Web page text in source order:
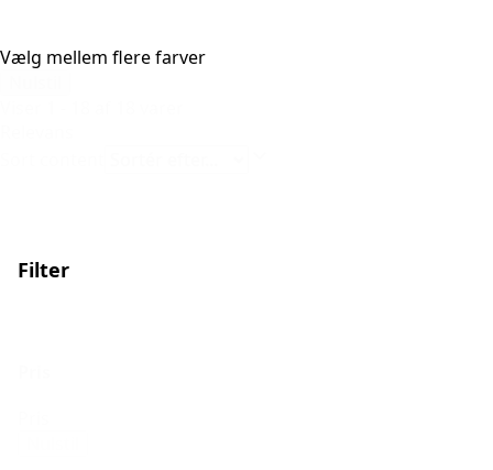
Vælg mellem flere farver
Filter